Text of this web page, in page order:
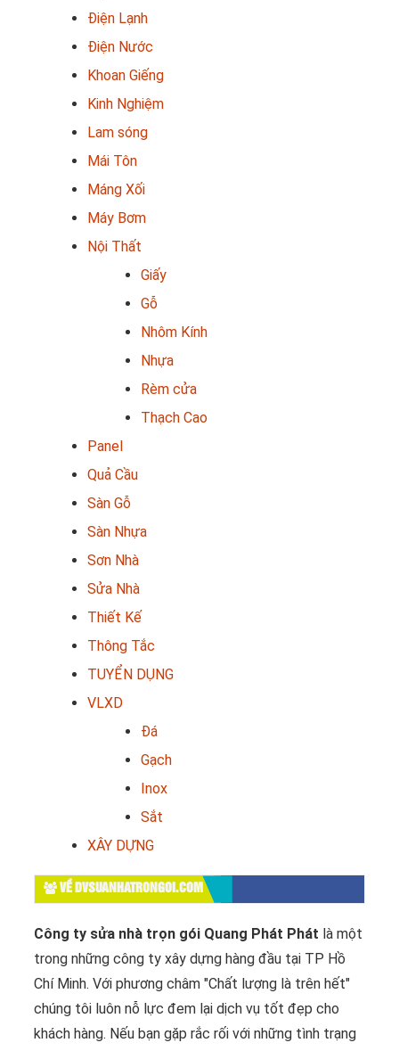
Điện Lạnh
Điện Nước
Khoan Giếng
Kinh Nghiệm
Lam sóng
Mái Tôn
Máng Xối
Máy Bơm
Nội Thất
Giấy
Gỗ
Nhôm Kính
Nhựa
Rèm cửa
Thạch Cao
Panel
Quả Cầu
Sàn Gỗ
Sàn Nhựa
Sơn Nhà
Sửa Nhà
Thiết Kế
Thông Tắc
TUYỂN DỤNG
VLXD
Đá
Gạch
Inox
Sắt
XÂY DỰNG
VỀ DVSUANHATRONGOI.COM
Công ty sửa nhà trọn gói Quang Phát Phát là một
trong những công ty xây dựng hàng đầu tại TP Hồ
Chí Minh. Với phương châm "Chất lượng là trên hết"
chúng tôi luôn nỗ lực đem lại dịch vụ tốt đẹp cho
khách hàng. Nếu bạn gặp rắc rối với những tình trạng